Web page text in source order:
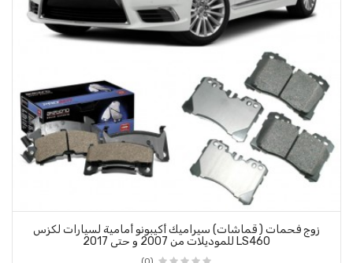
أكيبونو أمامية لسيارات لكزس